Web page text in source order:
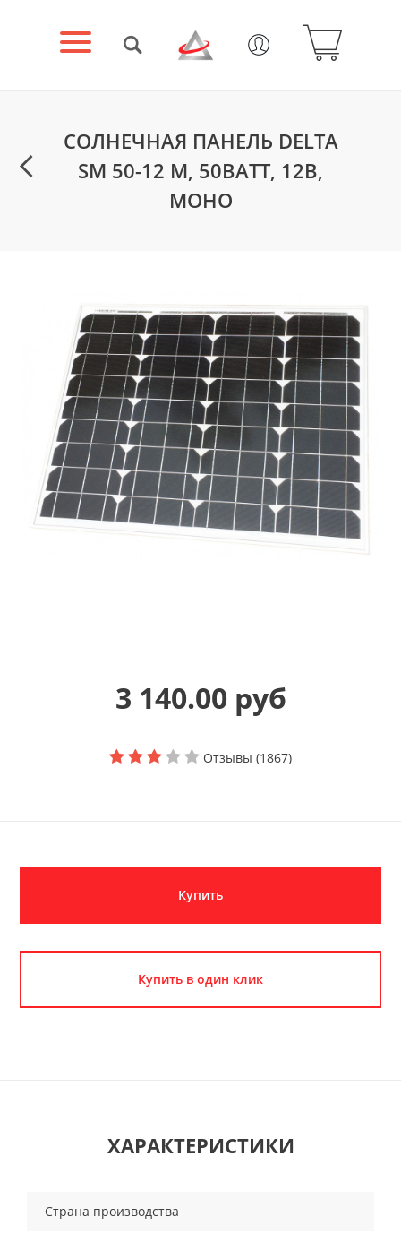
СОЛНЕЧНАЯ ПАНЕЛЬ DELTA
SM 50-12 M, 50ВАТТ, 12В,
МОНО
3 140.00 руб
Отзывы (1867)
Купить
Купить в один клик
ХАРАКТЕРИСТИКИ
Страна производства